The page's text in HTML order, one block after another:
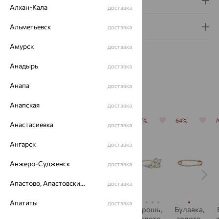
Гарантия и возврат
Брошь,
64%
Брошь,
64%
Булавка,
Алхан-Кала доставка
Альметьевск доставка
Амурск доставка
Анадырь доставка
Анапа доставка
Анапская доставка
Анастасиевка доставка
Ангарск доставка
Анжеро-Судженск доставка
Апастово, Апастовский район доставка
Апатиты доставка